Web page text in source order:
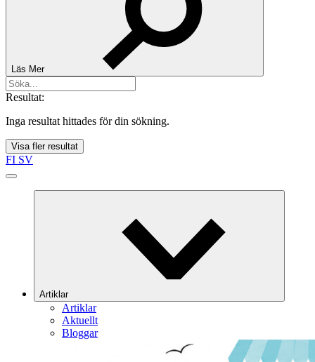
Läs Mer
Resultat:
Inga resultat hittades för din sökning.
Visa fler resultat
FI SV
Artiklar
Artiklar
Aktuellt
Bloggar